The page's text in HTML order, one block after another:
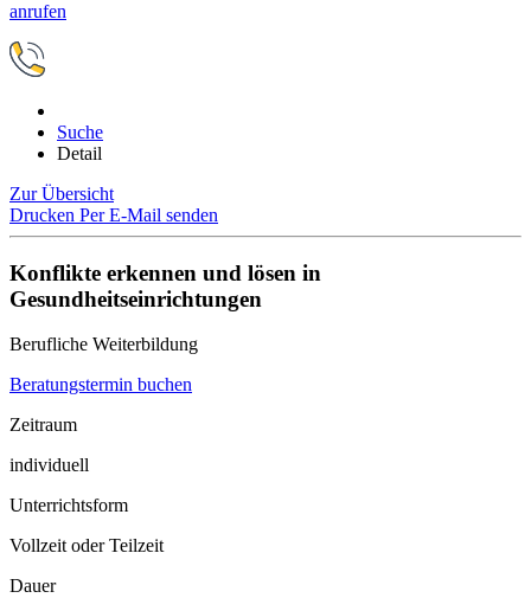
anrufen
Suche
Detail
Zur Übersicht
Drucken Per E-Mail senden
Konflikte erkennen und lösen in
Gesundheitseinrichtungen
Berufliche Weiterbildung
Beratungstermin buchen
Zeitraum
individuell
Unterrichtsform
Vollzeit oder Teilzeit
Dauer